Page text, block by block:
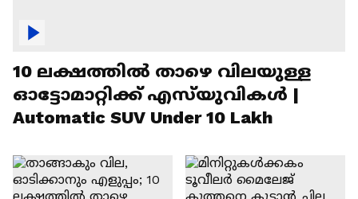
10 ലക്ഷത്തിൽ താഴെ വിലയുള്ള
ഓട്ടോമാറ്റിക്ക് എസ്‍യുവികൾ |
Automatic SUV Under 10 Lakh